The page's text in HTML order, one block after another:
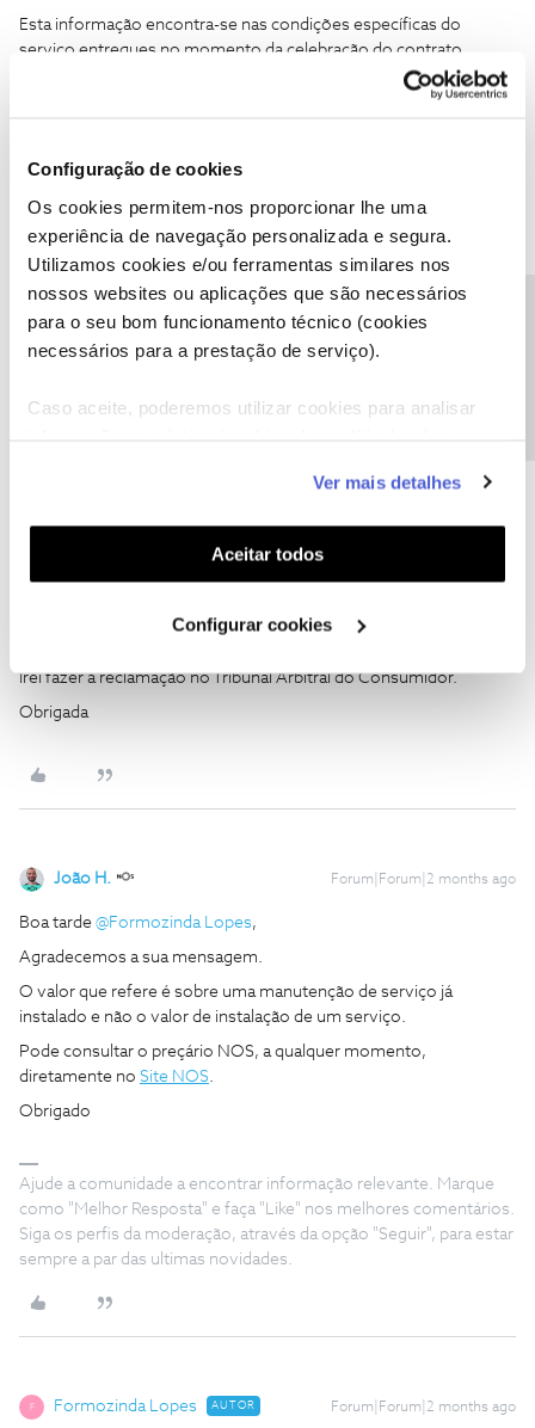
Configuração de cookies
Os cookies permitem-nos proporcionar lhe uma
experiência de navegação personalizada e segura.
Utilizamos cookies e/ou ferramentas similares nos
nossos websites ou aplicações que são necessários
para o seu bom funcionamento técnico (cookies
necessários para a prestação de serviço).
Caso aceite, poderemos utilizar cookies para analisar
funcionalidades (cookies de personalização e
funcionalidade) e adaptar anúncios aos seus interesses
(cookies de publicidade personalizada). Pode gerir a
utilização dos cookies clicando em "Configurar
Ver mais detalhes
Aceitar todos
Configurar cookies
Esta informação encontra-se nas condições específicas do
serviço entregues no momento da celebração do contrato.
Partilhe com a comunidade caso surja alguma outra questão.
Ajude a comunidade a encontrar informação relevante. Marque
como "Melhor Resposta" e faça "Like" nos melhores comentários.
Siga os perfis da moderação, através da opção "Seguir", para estar
sempre a par das últimas novidades.
entre 30€ é 50€, até compreenderia. Agora pagar um serviço que
hipótese de mudar para esta operadora, agora está fora de
Irei fazer a reclamação no Tribunal Arbitral do Consumidor.
Obrigada
João H. Forum|Forum|2 months ago
Boa tarde ​ @Formozinda Lopes,
Agradecemos a sua mensagem.
O valor que refere é sobre uma manutenção de serviço já
instalado e não o valor de instalação de um serviço.
Pode consultar o preçário NOS, a qualquer momento,
diretamente no Site NOS.
Obrigado
Ajude a comunidade a encontrar informação relevante. Marque
como "Melhor Resposta" e faça "Like" nos melhores comentários.
Siga os perfis da moderação, através da opção "Seguir", para estar
sempre a par das ultimas novidades.
F Formozinda Lopes AUTOR Forum|Forum|2 months ago